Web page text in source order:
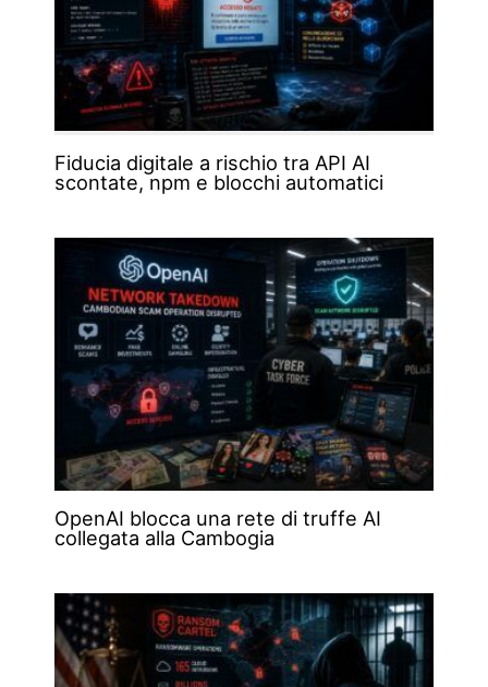
Fiducia digitale a rischio tra API AI
scontate, npm e blocchi automatici
OpenAI blocca una rete di truffe AI
collegata alla Cambogia